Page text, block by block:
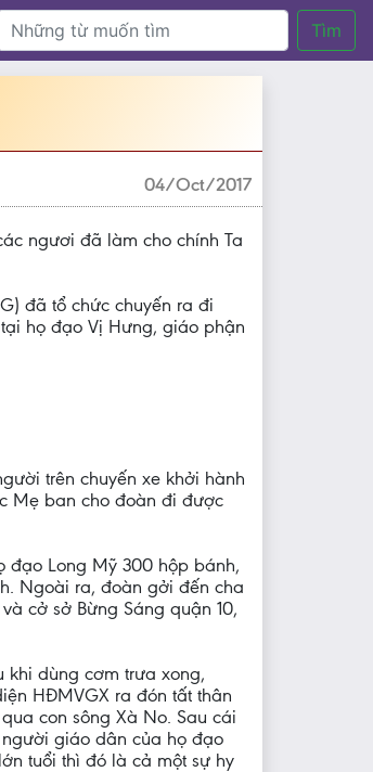
Tìm
04/Oct/2017
ngươi đã làm cho chính Ta
đã tổ chức chuyến ra đi
họ đạo Vị Hưng, giáo phận
trên chuyến xe khởi hành
Mẹ ban cho đoàn đi được
đạo Long Mỹ 300 hộp bánh,
Ngoài ra, đoàn gởi đến cha
cở sở Bừng Sáng quận 10,
khi dùng cơm trưa xong,
HĐMVGX ra đón tất thân
con sông Xà No. Sau cái
giáo dân của họ đạo
tuổi thì đó là cả một sự hy